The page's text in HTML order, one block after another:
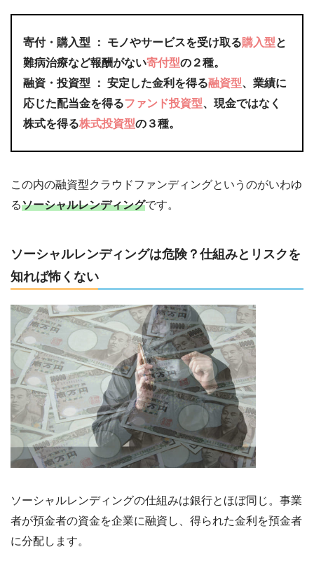
寄付・購入型 ： モノやサービスを受け取る購入型と
難病治療など報酬がない寄付型の２種。
融資・投資型
： 安定した金利を得る融資型、業績に
応じた配当金を得るファンド投資型、現金ではなく
株式を得る株式投資型の３種。
この内の融資型クラウドファンディングというのがいわゆ
るソーシャルレンディングです。
ソーシャルレンディングは危険？仕組みとリスクを
知れば怖くない
ソーシャルレンディングの仕組みは銀行とほぼ同じ。事業
者が預金者の資金を企業に融資し、得られた金利を預金者
に分配します。